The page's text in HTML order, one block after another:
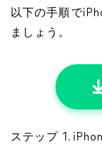
以下の手順で
ましょう。
ステップ 1.